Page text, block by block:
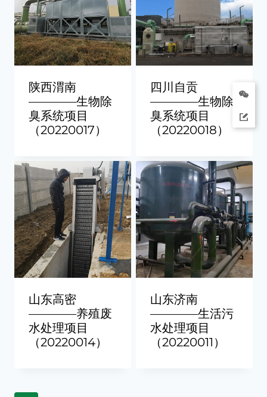
陕西渭南
————生物除
臭系统项目
（20220017）
四川自贡
————生物除
臭系统项目
（20220018）
山东高密
————养殖废
水处理项目
（20220014）
山东济南
————生活污
水处理项目
（20220011）